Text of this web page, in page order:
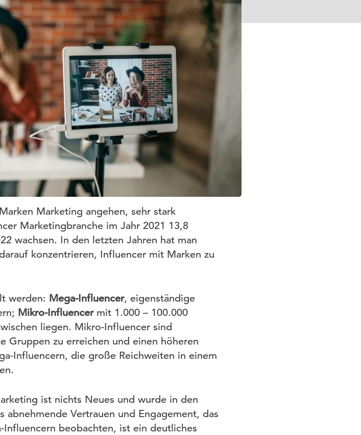
Marketing angehen, sehr stark
Marketingbranche im Jahr 2021 13,8
wachsen. In den letzten Jahren hat man
konzentrieren, Influencer mit Marken zu
werden: Mega-Influencer, eigenständige
Mikro-Influencermit 1.000 – 100.000
liegen. Mikro-Influencer sind
Gruppen zu erreichen und einen höheren
Influencern, die große Reichweiten in einem
ist nichts Neues und wurde in den
Vertrauen und Engagement, das
beobachten, ist ein deutliches